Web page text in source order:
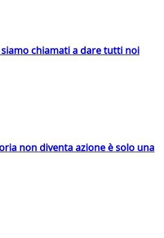
chiamati a dare tutti noi
non diventa azione è solo una